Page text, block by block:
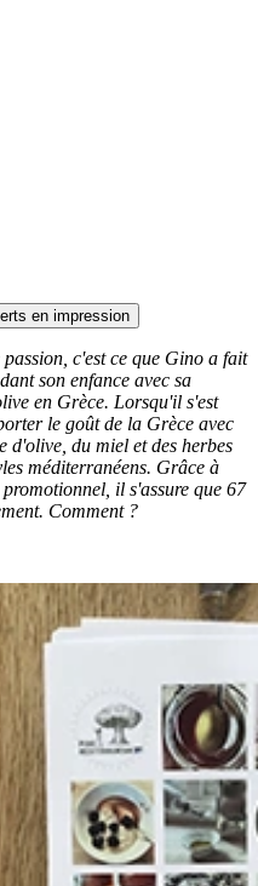
en impression
c'est ce que Gino a fait
son enfance avec sa
en Grèce. Lorsqu'il s'est
le goût de la Grèce avec
du miel et des herbes
méditerranéens. Grâce à
il s'assure que 67
Comment ?